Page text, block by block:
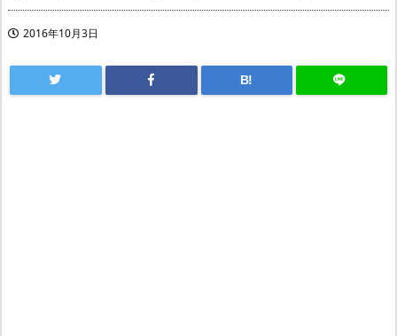
2016年10月3日
B!